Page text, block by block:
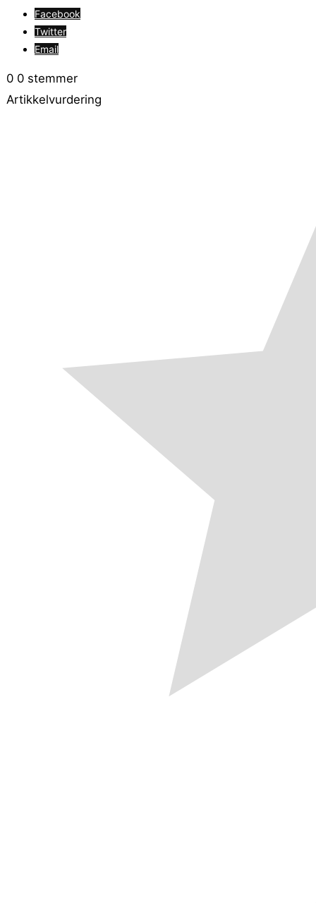
Facebook
Twitter
Email
0 0 stemmer
Artikkelvurdering